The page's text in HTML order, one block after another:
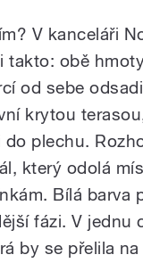
V kanceláři
takto: obě
od sebe
krytou
do plechu.
který odolá
Bílá barva
fázi. V jednu
by se přelila